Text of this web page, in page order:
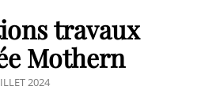
travaux
Mothern
2024